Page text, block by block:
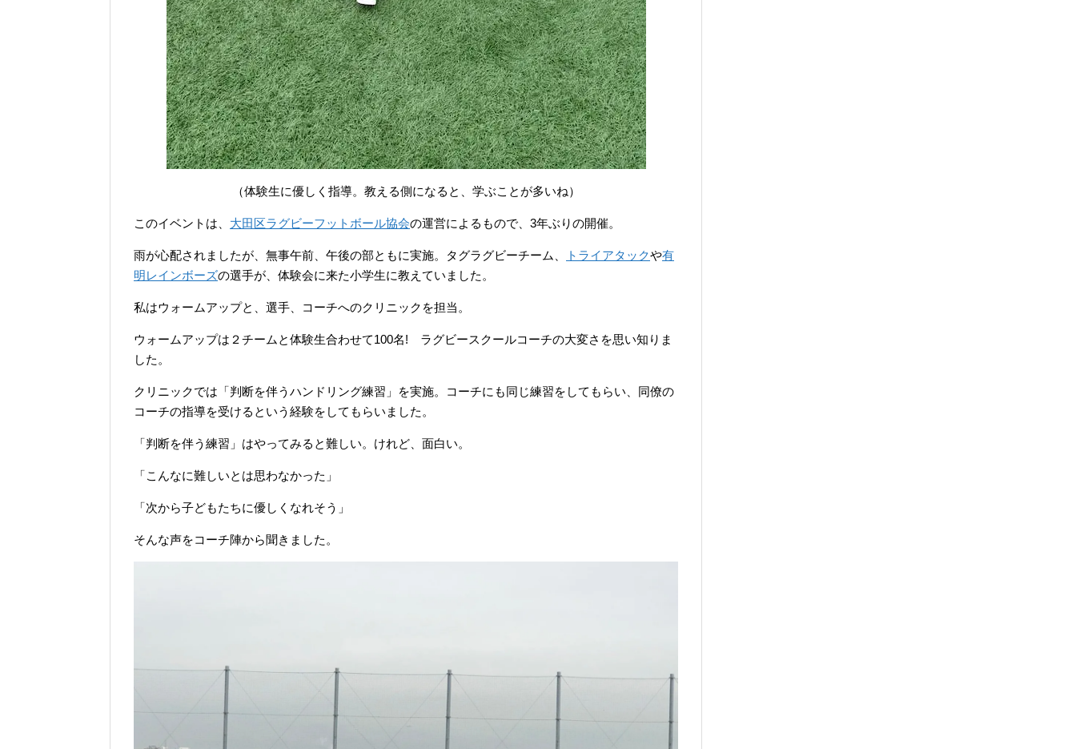
（体験生に優しく指導。教える側になると、学ぶことが多いね）
このイベントは、 大田区ラグビーフットボール協会の運営によるもので、3年ぶりの開催。
雨が心配されましたが、無事午前、午後の部ともに実施。タグラグビーチーム、 トライアタックや有
明レインボーズの選手が、体験会に来た小学生に教えていました。
私はウォームアップと、選手、コーチへのクリニックを担当。
ウォームアップは２チームと体験生合わせて100名! ラグビースクールコーチの大変さを思い知りま
した。
クリニックでは「判断を伴うハンドリング練習」を実施。コーチにも同じ練習をしてもらい、同僚の
コーチの指導を受けるという経験をしてもらいました。
「判断を伴う練習」はやってみると難しい。けれど、面白い。
「こんなに難しいとは思わなかった」
「次から子どもたちに優しくなれそう」
そんな声をコーチ陣から聞きました。